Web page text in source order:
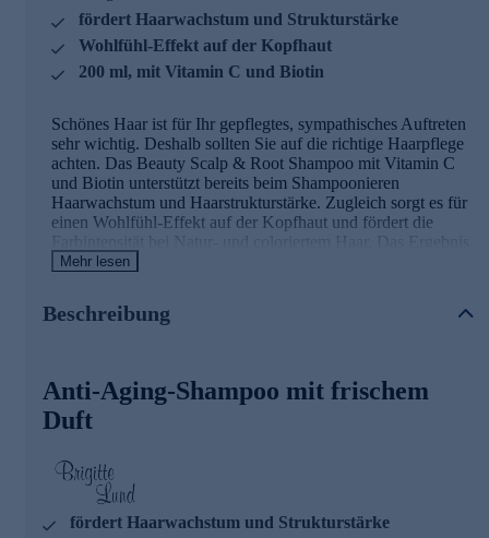
fördert Haarwachstum und Strukturstärke
Wohlfühl-Effekt auf der Kopfhaut
200 ml, mit Vitamin C und Biotin
Schönes Haar ist für Ihr gepflegtes, sympathisches Auftreten
sehr wichtig. Deshalb sollten Sie auf die richtige Haarpflege
achten. Das Beauty Scalp & Root Shampoo mit Vitamin C
und Biotin unterstützt bereits beim Shampoonieren
Haarwachstum und Haarstrukturstärke. Zugleich sorgt es für
einen Wohlfühl-Effekt auf der Kopfhaut und fördert die
Farbintensität bei Natur- und coloriertem Haar. Das Ergebnis
ist glänzendes Haar mit unwiderstehlicher Sprungkraft.
Die Wirkstoffe
Vitamin C ist an der Bildung von Kollagen beteiligt,
welches die Haare in der Kopfhaut hält
Vitamin C ist ein Antioxidans (bekämpft freie Radikale)
Beschleuniger
Probieren Sie es aus und bestellen Sie gleich hier im
Onlineshop.
Mehr lesen
Beschreibung
Anti-Aging-Shampoo mit frischem
Duft
fördert Haarwachstum und Strukturstärke